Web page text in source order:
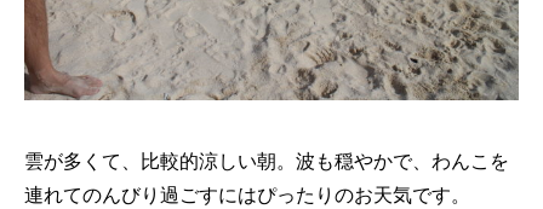
雲が多くて、比較的涼しい朝。波も穏やかで、わんこを
連れてのんびり過ごすにはぴったりのお天気です。